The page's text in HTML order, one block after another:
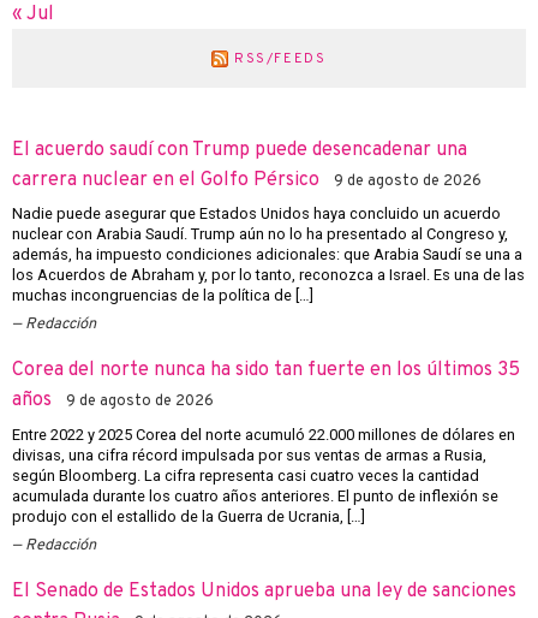
« Jul
RSS/FEEDS
El acuerdo saudí con Trump puede desencadenar una
carrera nuclear en el Golfo Pérsico
9 de agosto de 2026
Nadie puede asegurar que Estados Unidos haya concluido un acuerdo
nuclear con Arabia Saudí. Trump aún no lo ha presentado al Congreso y,
además, ha impuesto condiciones adicionales: que Arabia Saudí se una a
los Acuerdos de Abraham y, por lo tanto, reconozca a Israel. Es una de las
muchas incongruencias de la política de […]
Redacción
Corea del norte nunca ha sido tan fuerte en los últimos 35
años
9 de agosto de 2026
Entre 2022 y 2025 Corea del norte acumuló 22.000 millones de dólares en
divisas, una cifra récord impulsada por sus ventas de armas a Rusia,
según Bloomberg. La cifra representa casi cuatro veces la cantidad
acumulada durante los cuatro años anteriores. El punto de inflexión se
produjo con el estallido de la Guerra de Ucrania, […]
Redacción
El Senado de Estados Unidos aprueba una ley de sanciones